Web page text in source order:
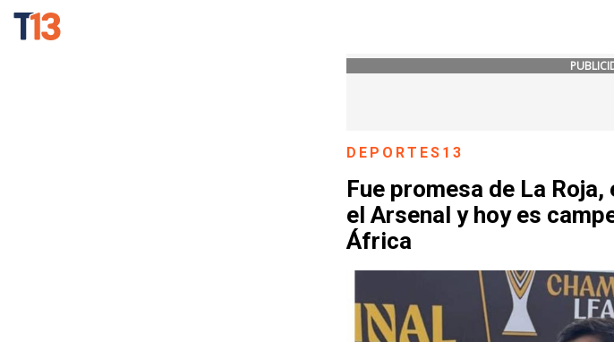
DEPORTES13
Fue promesa de La
el Arsenal y hoy es
África